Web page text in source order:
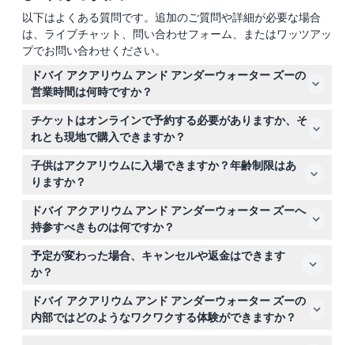
以下はよくある質問です。追加のご質問や詳細が必要な場合
は、ライブチャット、問い合わせフォーム、またはワッツアッ
プでお問い合わせください。
ドバイ アクアリウム アンド アンダーウォーター ズーの
営業時間は何時ですか？
アクアリウムは月曜日から木曜日の午前10時から午後11時
まで営業し、金曜日から日曜日は午前10時から深夜まで開
いています。最終入場は閉館の45分前です（変更される
場合がありますので、予約時にご確認ください）。
チケットはオンラインで予約する必要がありますか、そ
れとも現地で購入できますか？
このウェブサイトで簡単にオンライン予約ができるほか、
現地のカウンターでもチケットを購入できます。
子供はアクアリウムに入場できますか？年齢制限はあ
りますか？
15歳未満の子供は保護者の同伴かつ署名済み同意書が必要
で、2歳未満の子供は無料で入場できます。2歳以上の子
供は大人と同じ料金が適用されます。
ドバイ アクアリウム アンド アンダーウォーター ズーへ
持参すべきものは何ですか？
スマートフォンの予約確認画面または印刷したコピー、歩
きやすい靴、個人写真用のカメラをお持ちください。特別
な装備は必要ありません。
予定が変わった場合、キャンセルや返金はできます
か？
チケットは返金不可かつキャンセル不能ですので、ご予約
前に予定を確定してください。
ドバイ アクアリウム アンド アンダーウォーター ズーの
内部ではどのようなワクワクする体験ができますか？